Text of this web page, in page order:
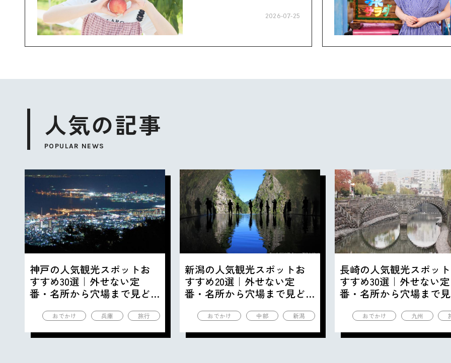
2026-07-25
人気の記事
POPULAR NEWS
神戸の人気観光スポットお
すすめ30選｜外せない定
番・名所から穴場まで見ど
おでかけ 兵庫 旅行
新潟の人気観光スポットお
すすめ20選｜外せない定
番・名所から穴場まで見ど
おでかけ 中部 新潟
長崎の人気観光スポッ
すすめ30選｜外せない定
番・名所から穴場まで
おでかけ 九州